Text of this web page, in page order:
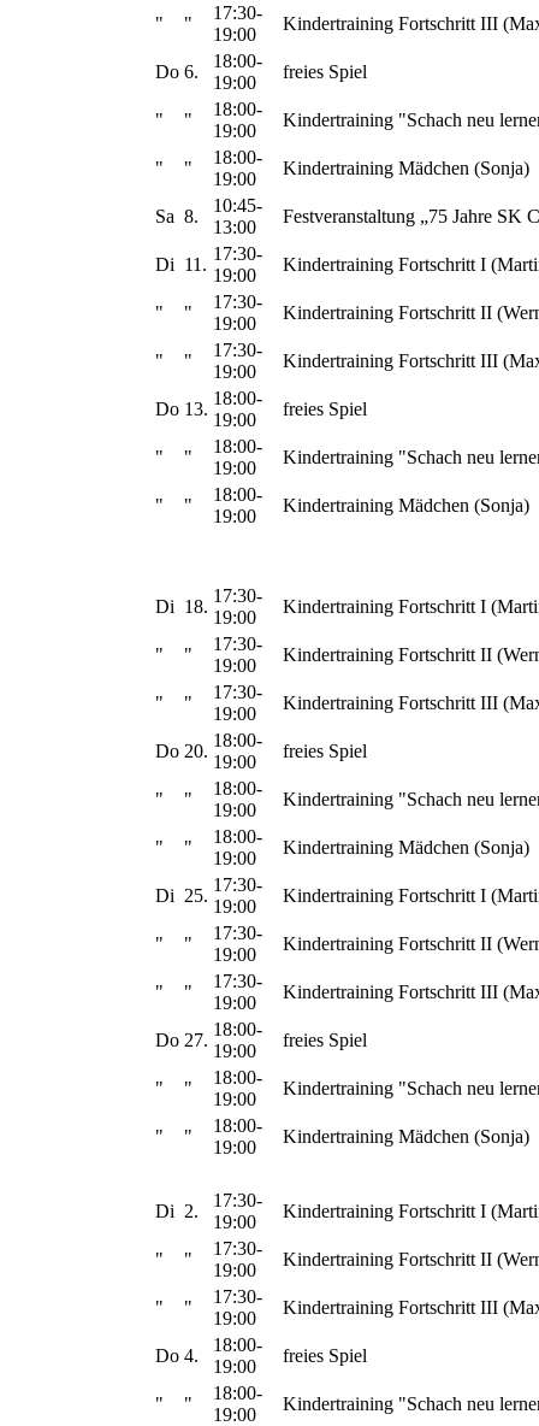
" "
17:30-
19:00
Kindertraining Fortschritt III
Do 6.
18:00-
19:00
freies Spiel
" "
18:00-
19:00
Kindertraining "Schach neu
" "
18:00-
19:00
Kindertraining Mädchen (Sonja)
Sa 8.
10:45-
13:00
Festveranstaltung „75 Jahre SK
Di 11.
17:30-
19:00
Kindertraining Fortschritt I
" "
17:30-
19:00
Kindertraining Fortschritt II
" "
17:30-
19:00
Kindertraining Fortschritt III
Do 13.
18:00-
19:00
freies Spiel
" "
18:00-
19:00
Kindertraining "Schach neu
" "
18:00-
19:00
Kindertraining Mädchen (Sonja)
Di 18.
17:30-
19:00
Kindertraining Fortschritt I
" "
17:30-
19:00
Kindertraining Fortschritt II
" "
17:30-
19:00
Kindertraining Fortschritt III
Do 20.
18:00-
19:00
freies Spiel
" "
18:00-
19:00
Kindertraining "Schach neu
" "
18:00-
19:00
Kindertraining Mädchen (Sonja)
Di 25.
17:30-
19:00
Kindertraining Fortschritt I
" "
17:30-
19:00
Kindertraining Fortschritt II
" "
17:30-
19:00
Kindertraining Fortschritt III
Do 27.
18:00-
19:00
freies Spiel
" "
18:00-
19:00
Kindertraining "Schach neu
" "
18:00-
19:00
Kindertraining Mädchen (Sonja)
Di 2.
17:30-
19:00
Kindertraining Fortschritt I
" "
17:30-
19:00
Kindertraining Fortschritt II
" "
17:30-
19:00
Kindertraining Fortschritt III
Do 4.
18:00-
19:00
freies Spiel
" "
18:00-
19:00
Kindertraining "Schach neu